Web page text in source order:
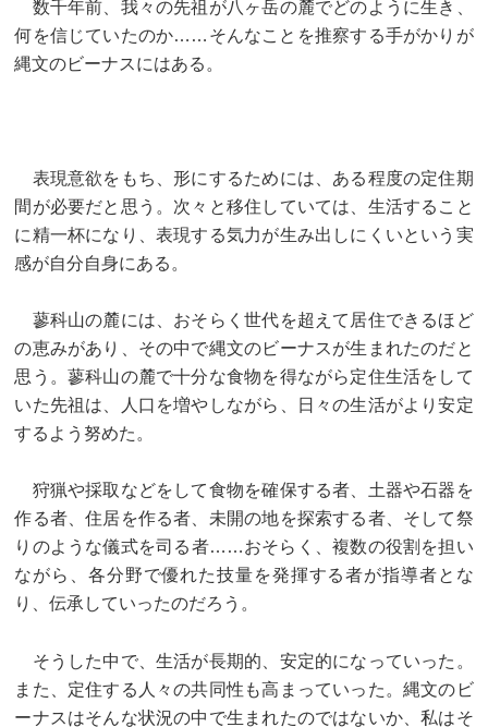
数千年前、我々の先祖が八ヶ岳の麓でどのように生き、
何を信じていたのか……そんなことを推察する手がかりが
縄文のビーナスにはある。
表現意欲をもち、形にするためには、ある程度の定住期
間が必要だと思う。次々と移住していては、生活すること
に精一杯になり、表現する気力が生み出しにくいという実
感が自分自身にある。
蓼科山の麓には、おそらく世代を超えて居住できるほど
の恵みがあり、その中で縄文のビーナスが生まれたのだと
思う。蓼科山の麓で十分な食物を得ながら定住生活をして
いた先祖は、人口を増やしながら、日々の生活がより安定
するよう努めた。
狩猟や採取などをして食物を確保する者、土器や石器を
作る者、住居を作る者、未開の地を探索する者、そして祭
りのような儀式を司る者……おそらく、複数の役割を担い
ながら、各分野で優れた技量を発揮する者が指導者とな
り、伝承していったのだろう。
そうした中で、生活が長期的、安定的になっていった。
また、定住する人々の共同性も高まっていった。縄文のビ
ーナスはそんな状況の中で生まれたのではないか、私はそ